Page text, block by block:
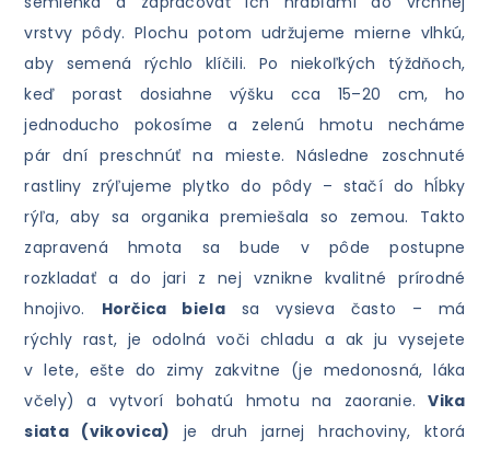
vrstvy pôdy. Plochu potom udržujeme mierne vlhkú,
aby semená rýchlo klíčili. Po niekoľkých týždňoch,
keď porast dosiahne výšku cca 15–20 cm, ho
jednoducho pokosíme a zelenú hmotu necháme
pár dní preschnúť na mieste. Následne zoschnuté
rastliny zrýľujeme plytko do pôdy – stačí do hĺbky
rýľa, aby sa organika premiešala so zemou. Takto
zapravená hmota sa bude v pôde postupne
rozkladať a do jari z nej vznikne kvalitné prírodné
hnojivo. Horčica bielasa vysieva často – má
rýchly rast, je odolná voči chladu a ak ju vysejete
v lete, ešte do zimy zakvitne (je medonosná, láka
včely) a vytvorí bohatú hmotu na zaoranie.Vika
siata (vikovica) je druh jarnej hrachoviny, ktorá